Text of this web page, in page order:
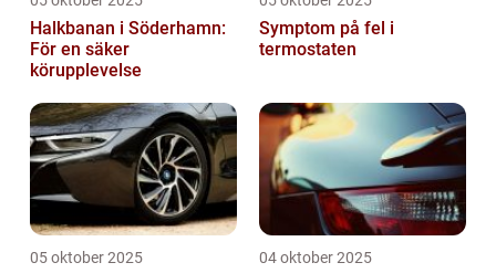
Halkbanan i Söderhamn:
För en säker
körupplevelse
Symptom på fel i
termostaten
05 oktober 2025 04 oktober 2025